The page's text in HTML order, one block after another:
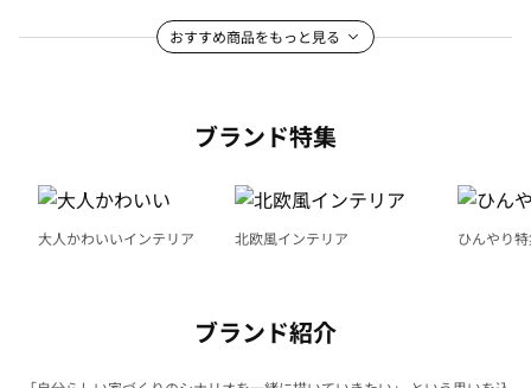
おすすめ商品をもっと見る
ブランド特集
大人かわいいインテリア 北欧風インテリア ひんやり
ブランド紹介